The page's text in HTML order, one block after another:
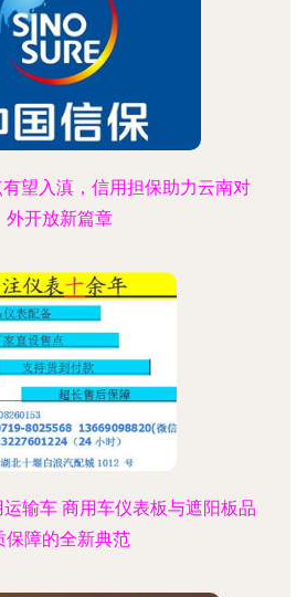
有望入滇，信用担保助力云南对
外开放新篇章
输车 商用车仪表板与遮阳板品
保障的全新典范